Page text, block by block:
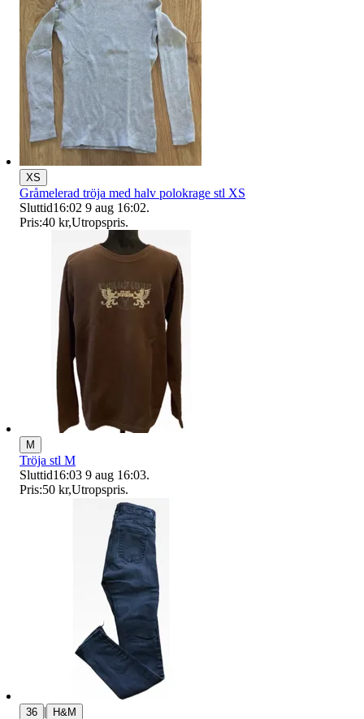
XS
Gråmelerad tröja med halv polokrage stl XS
Sluttid16:02 9 aug 16:02.
Pris:40 kr,Utropspris.
M
Tröja stl M
Sluttid16:03 9 aug 16:03.
Pris:50 kr,Utropspris.
36 | H&M